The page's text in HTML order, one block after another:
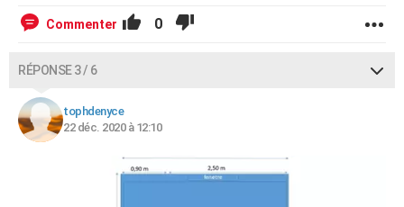
Commenter 0
RÉPONSE 3 / 6
tophdenyce
22 déc. 2020 à 12:10